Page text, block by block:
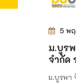
5 พ
ม.บูร
จำกัด
ม.บูรพา